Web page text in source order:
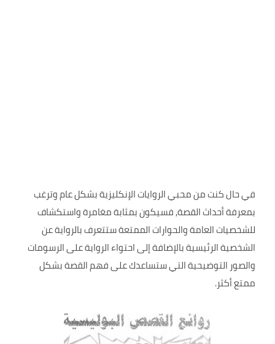
في حال كنت من محبي الروايات الإنكليزية بشكل عام وترغب
بمعرفة أحداث القصة, فسيكون بمثابة مغامرة واستكشاف
للشخصيات العامة والحوارات الممتعة ستتعرف بالرواية عن
الشخصية الرئيسية بالإضافة إلى احتواء الرواية على الرسومات
والصور التوضيحية التي ستساعدك على فهم القصة بشكل
ممتع أكثر.